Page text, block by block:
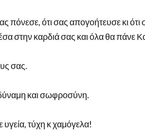
πόνεσε, ότι σας απογοήτευσε κι
στην καρδιά σας και όλα θα πάνε
σας.
και σωφροσύνη.
υγεία, τύχη κ χαμόγελα!